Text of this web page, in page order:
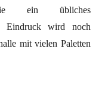
ein übliches
Eindruck wird noch
mit vielen Paletten